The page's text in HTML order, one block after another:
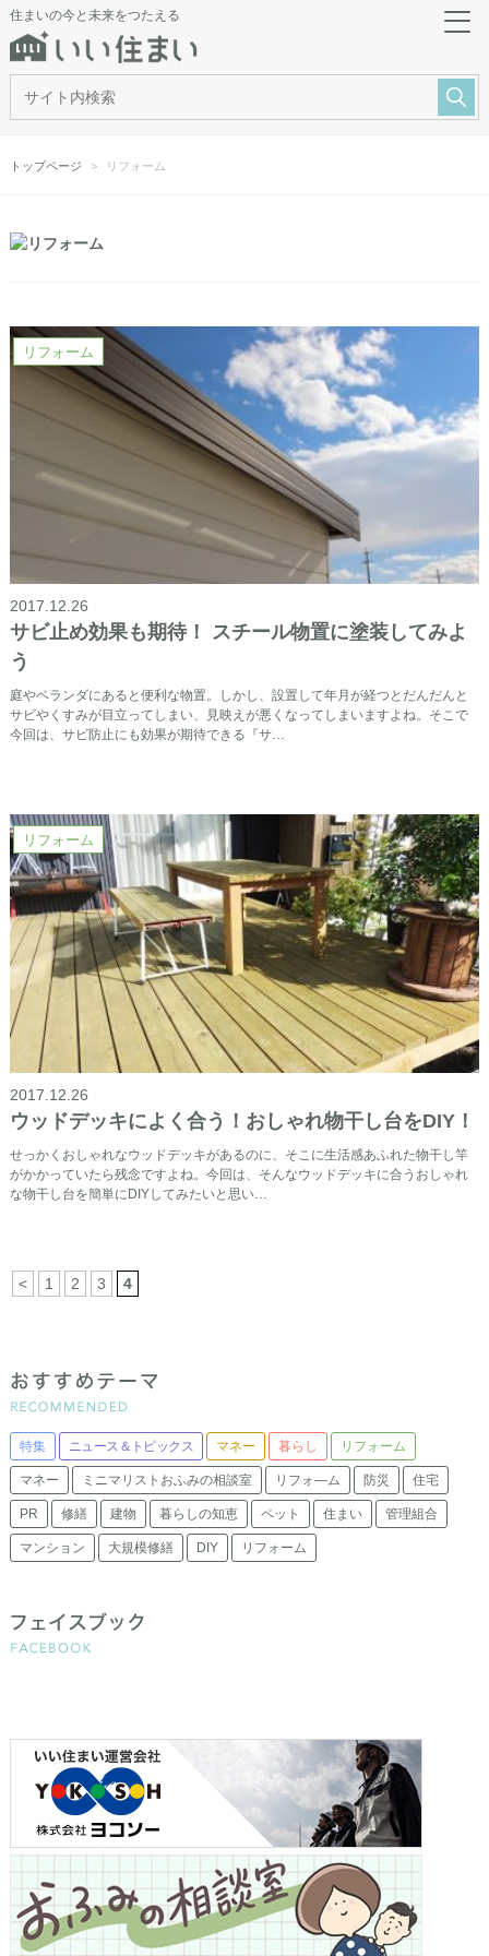
住まいの今と未来をつたえる
トップページ リフォーム
リフォーム
2017.12.26
サビ止め効果も期待！ スチール物置に塗装してみよ
う
庭やベランダにあると便利な物置。しかし、設置して年月が経つとだんだんと
サビやくすみが目立ってしまい、見映えが悪くなってしまいますよね。そこで
今回は、サビ防止にも効果が期待できる『サ…
リフォーム
2017.12.26
ウッドデッキによく合う！おしゃれ物干し台をDIY！
せっかくおしゃれなウッドデッキがあるのに、そこに生活感あふれた物干し竿
がかかっていたら残念ですよね。今回は、そんなウッドデッキに合うおしゃれ
な物干し台を簡単にDIYしてみたいと思い…
< 1 2 3 4
特集 ニュース＆トピックス マネー 暮らし リフォーム
マネー ミニマリストおふみの相談室 リフォ―ム 防災 住宅
PR 修繕 建物 暮らしの知恵 ペット 住まい 管理組合
マンション 大規模修繕 DIY リフォーム